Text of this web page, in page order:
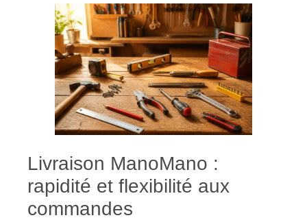
Livraison ManoMano :
rapidité et flexibilité aux
commandes